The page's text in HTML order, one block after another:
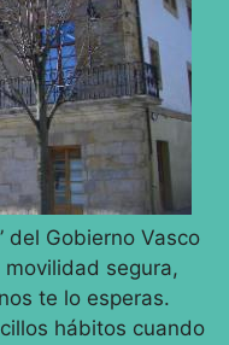
del Gobierno Vasco
segura,
te lo esperas.
hábitos cuando